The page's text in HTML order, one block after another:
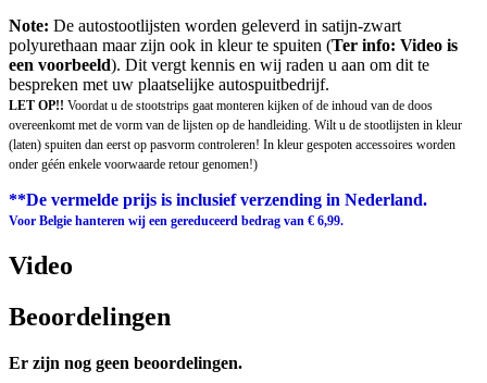
Note: De autostootlijsten worden geleverd in satijn-zwart
polyurethaan maar zijn ook in kleur te spuiten (Ter info: Video is
een voorbeeld). Dit vergt kennis en wij raden u aan om dit te
bespreken met uw plaatselijke autospuitbedrijf.
LET OP!! Voordat u de stootstrips gaat monteren kijken of de inhoud van de doos
overeenkomt met de vorm van de lijsten op de handleiding. Wilt u de stootlijsten in kleur
(laten) spuiten dan eerst op pasvorm controleren! In kleur gespoten accessoires worden
onder géén enkele voorwaarde retour genomen!)
**De vermelde prijs is inclusief verzending in Nederland.
Voor Belgie hanteren wij een gereduceerd bedrag van € 6,99.
Video
Beoordelingen
Er zijn nog geen beoordelingen.